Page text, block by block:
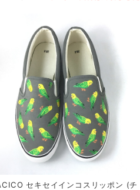
セキセイインコスリッポン (チ